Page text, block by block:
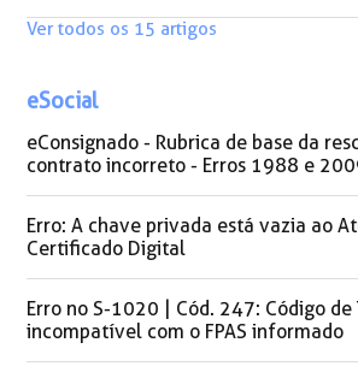
Ver todos os 15 artigos
eSocial
eConsignado - Rubrica de base da
contrato incorreto - Erros 1988 e
Erro: A chave privada está vazia ao
Certificado Digital
Erro no S-1020 | Cód. 247: Código de
incompatível com o FPAS informado